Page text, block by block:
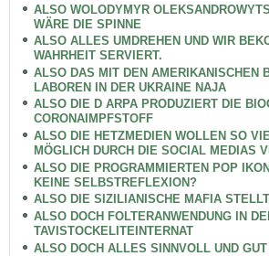
ALSO WOLODYMYR
WÄRE DIE SPINNE
ALSO ALLES UMDREHEN UND WIR
WAHRHEIT SERVIERT.
ALSO DAS MIT DEN AMERIKANISCHEN
LABOREN IN DER UKRAINE NAJA
ALSO DIE D ARPA PRODUZIERT DIE
CORONAIMPFSTOFF
ALSO DIE HETZMEDIEN WOLLEN SO
MÖGLICH DURCH DIE SOCIAL MEDIAS
ALSO DIE PROGRAMMIERTEN POP
KEINE SELBSTREFLEXION?
ALSO DIE SIZILIANISCHE MAFIA
ALSO DOCH FOLTERANWENDUNG IN
TAVISTOCKELITEINTERNAT
ALSO DOCH ALLES SINNVOLL UND